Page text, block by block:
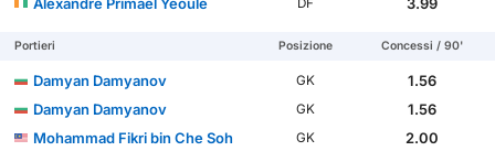
DF
Portieri Posizione Concessi / 90'
Damyan Damyanov GK
1.56
Damyan Damyanov
GK
1.56
Mohammad Fikri bin Che Soh
GK
2.00